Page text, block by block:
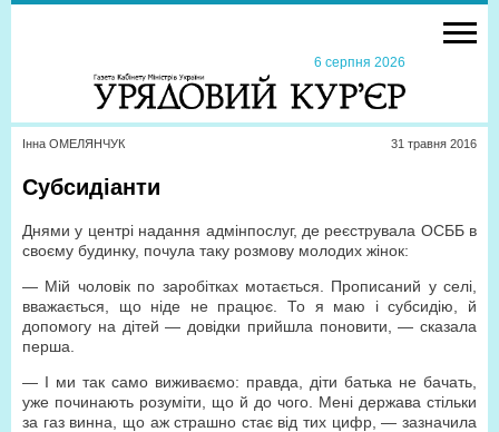
6 серпня 2026
Інна ОМЕЛЯНЧУК 31 травня 2016
Субсидіанти
Днями у центрі надання адмінпослуг, де реєструвала ОСББ в
своєму будинку, почула таку розмову молодих жінок:
— Мій чоловік по заробітках мотається. Прописаний у селі,
вважається, що ніде не працює. То я маю і субсидію, й
допомогу на дітей — довідки прийшла поновити, — сказала
перша.
— І ми так само виживаємо: правда, діти батька не бачать,
уже починають розуміти, що й до чого. Мені держава стільки
за газ винна, що аж страшно стає від тих цифр, — зазначила